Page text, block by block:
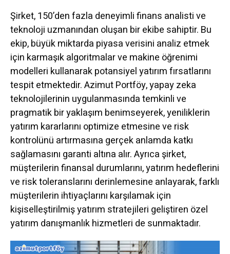
Şirket, 150’den fazla deneyimli finans analisti ve
teknoloji uzmanından oluşan bir ekibe sahiptir. Bu
ekip, büyük miktarda piyasa verisini analiz etmek
için karmaşık algoritmalar ve makine öğrenimi
modelleri kullanarak potansiyel yatırım fırsatlarını
tespit etmektedir. Azimut Portföy, yapay zeka
teknolojilerinin uygulanmasında temkinli ve
pragmatik bir yaklaşım benimseyerek, yeniliklerin
yatırım kararlarını optimize etmesine ve risk
kontrolünü artırmasına gerçek anlamda katkı
sağlamasını garanti altına alır. Ayrıca şirket,
müşterilerin finansal durumlarını, yatırım hedeflerini
ve risk toleranslarını derinlemesine anlayarak, farklı
müşterilerin ihtiyaçlarını karşılamak için
kişiselleştirilmiş yatırım stratejileri geliştiren özel
yatırım danışmanlık hizmetleri de sunmaktadır.